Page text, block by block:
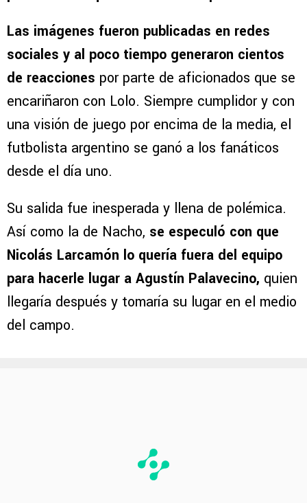
Las imágenes fueron publicadas en redes
sociales y al poco tiempo generaron cientos
de reacciones por parte de aficionados que se
encariñaron con Lolo. Siempre cumplidor y con
una visión de juego por encima de la media, el
futbolista argentino se ganó a los fanáticos
desde el día uno.
Su salida fue inesperada y llena de polémica.
Así como la de Nacho, se especuló con que
Nicolás Larcamón lo quería fuera del equipo
para hacerle lugar a Agustín Palavecino, quien
llegaría después y tomaría su lugar en el medio
del campo.